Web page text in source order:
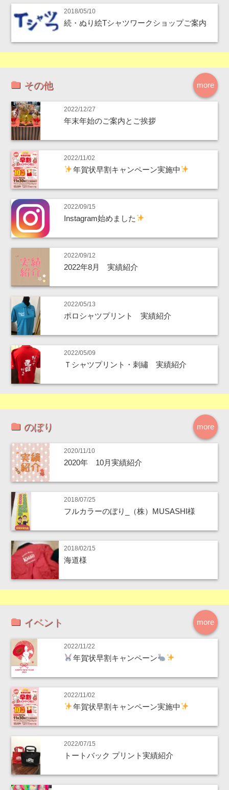
2018/05/10
続・ぬり絵Tシャツワークショップご案内
more
その他
2022/12/27
年末年始のご案内とご挨拶
2022/11/02
年賀状早割キャンペーン実施中
2022/09/15
Instagram始めました
2022/09/12
2022年8月 実績紹介
2022/05/13
ポロシャツプリント 実績紹介
2022/05/09
Ｔシャツプリント・刺繡 実績紹介
more
のぼり
2020/11/10
2020年 10月実績紹介
2018/07/25
フルカラーのぼり_（株）MUSASHI様
2018/02/15
海道様
more
イベント
2022/11/22
年賀状早割キャンペーン
2022/11/02
年賀状早割キャンペーン実施中
2022/07/15
トートバック プリント実績紹介